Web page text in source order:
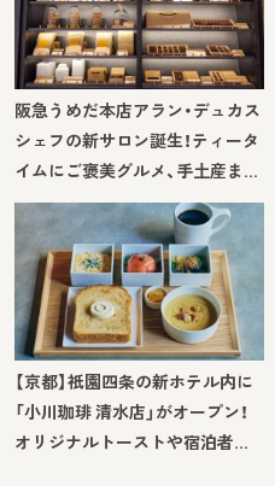
阪急うめだ本店アラン・デュカス
シェフの新サロン誕生！ティータ
イムにご褒美グルメ、手土産ま…
【京都】祇園四条の新ホテル内に
「小川珈琲 清水店」がオープン！
オリジナルトーストや宿泊者…